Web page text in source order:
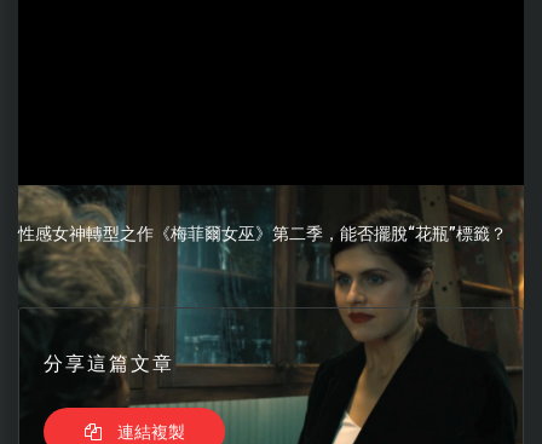
性感女神轉型之作《梅菲爾女巫》第二季，能否擺脫“花瓶”標籤？
分享這篇文章
連結複製